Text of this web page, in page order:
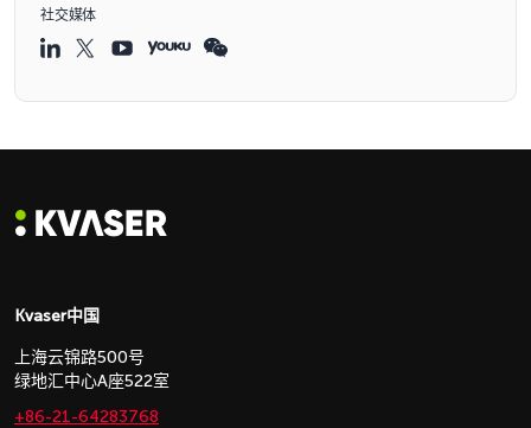
社交媒体
Kvaser中国
上海云锦路500号
绿地汇中心A座522室
+86-21-64283768